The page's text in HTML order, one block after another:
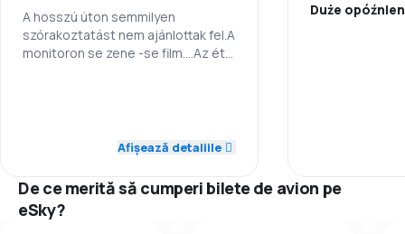
Prețul biletelor 3,5
Confort în timpul călătoriei
A hosszú úton semmilyen
szórakoztatást nem ajánlottak fel.A
monitoron se zene -se film....Az étel
2,0
Rețeaua de conexiuni 1,0
Prețul biletelor
Afișează detaliile
Duże
De ce merită să cumperi bilete de avion pe
eSky?